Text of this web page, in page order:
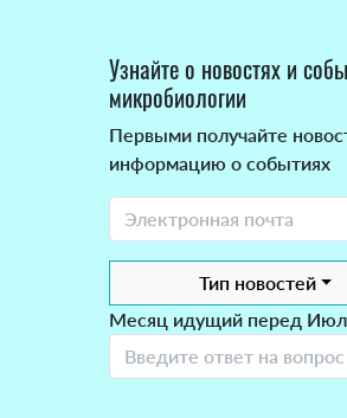
Узнайте о новостях и
микробиологии
Первыми получайте
информацию о событиях
Тип новостей
Месяц идущий перед